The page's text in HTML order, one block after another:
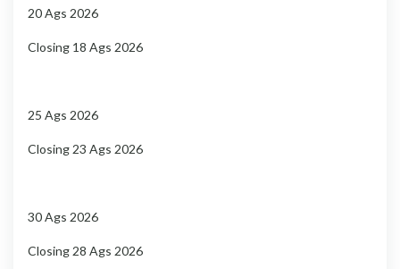
20 Ags 2026
Closing 18 Ags 2026
25 Ags 2026
Closing 23 Ags 2026
30 Ags 2026
Closing 28 Ags 2026